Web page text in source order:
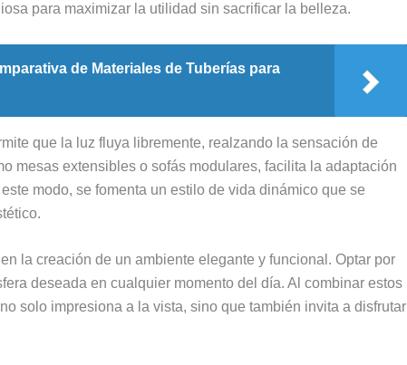
para maximizar la utilidad sin sacrificar la belleza.
de Materiales de Tuberías para
que la luz fluya libremente, realzando la sensación de
mesas extensibles o sofás modulares, facilita la adaptación
modo, se fomenta un estilo de vida dinámico que se
la creación de un ambiente elegante y funcional. Optar por
deseada en cualquier momento del día. Al combinar estos
solo impresiona a la vista, sino que también invita a disfrutar